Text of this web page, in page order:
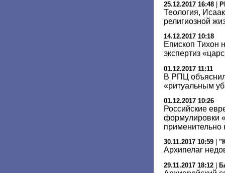
25.12.2017 16:48
Теология,
религиозной
14.12.2017 10:18
Епископ Тихон
экспертиз
01.12.2017 11:11
В РПЦ
«ритуальным
01.12.2017 10:26
Российские
формулировки
применительно
30.11.2017 10:59
Архипелаг
29.11.2017 18:12